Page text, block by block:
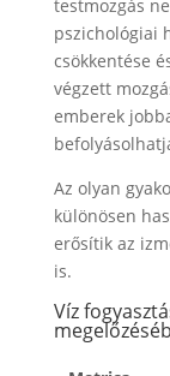
testmozgás
pszichológiai
csökkentése
végzett
emberek
Az olyan
különösen
erősítik az
is.
Víz